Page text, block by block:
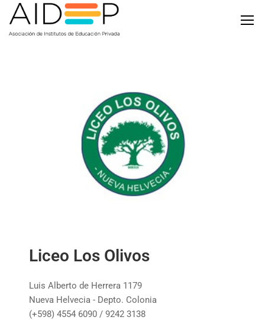
Liceo Los Olivos
Luis Alberto de Herrera 1179
Nueva Helvecia - Depto. Colonia
(+598) 4554 6090 / 9242 3138